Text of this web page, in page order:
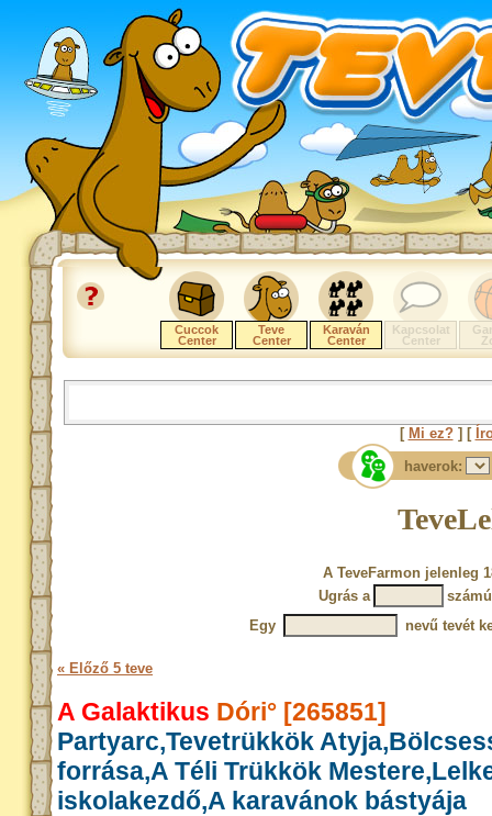
Cuccok
Center
Teve
Center
Karaván
Center
Kapcsolat
Center
[ Mi ez?] [
haverok:
A TeveFarmon jelenleg
Ugrás a
Egy
nevű tevét
« Előző 5 teve
A Galaktikus Dóri° [265851]
Partyarc,Tevetrükkök
forrása,A Téli Trükkök
iskolakezdő,A karavánok bástyája